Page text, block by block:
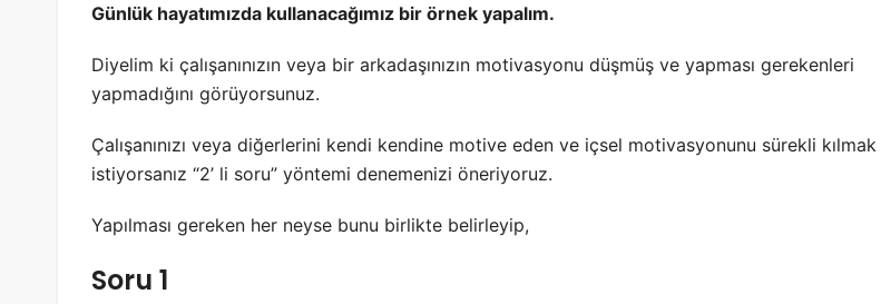
Günlük hayatımızda kullanacağımız bir örnek yapalım.
Diyelim ki çalışanınızın veya bir arkadaşınızın motivasyonu düşmüş ve yapması gerekenleri
yapmadığını görüyorsunuz.
Çalışanınızı veya diğerlerini kendi kendine motive eden ve içsel motivasyonunu sürekli kılmak
istiyorsanız “2’ li soru” yöntemi denemenizi öneriyoruz.
Yapılması gereken her neyse bunu birlikte belirleyip,
Soru 1